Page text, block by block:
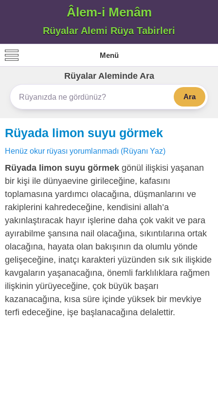
Âlem-i Menâm
Rüyalar Alemi Rüya Tabirleri
Menü
Rüyalar Aleminde Ara
Ara
Rüyada limon suyu görmek
Henüz okur rüyası yorumlanmadı (Rüyanı Yaz)
Rüyada limon suyu görmek gönül ilişkisi yaşanan
bir kişi ile dünyaevine girileceğine, kafasını
toplamasına yardımcı olacağına, düşmanlarını ve
rakiplerini kahredeceğine, kendisini allah’a
yakınlaştıracak hayır işlerine daha çok vakit ve para
ayırabilme şansına nail olacağına, sıkıntılarına ortak
olacağına, hayata olan bakışının da olumlu yönde
gelişeceğine, inatçı karakteri yüzünden sık sık ilişkide
kavgaların yaşanacağına, önemli farklılıklara rağmen
ilişkinin yürüyeceğine, çok büyük başarı
kazanacağına, kısa süre içinde yüksek bir mevkiye
terfi edeceğine, işe başlanacağına delalettir.